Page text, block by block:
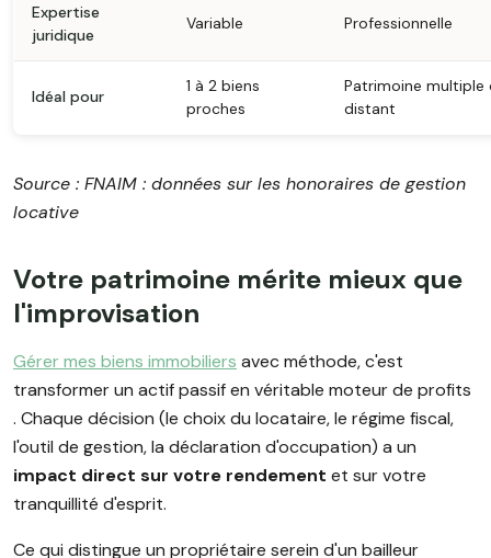
Expertise
juridique
Variable Professionnelle
Idéal pour
1 à 2 biens
proches
Patrimoine multiple
distant
Source : FNAIM : données sur les honoraires de gestion
locative
Votre patrimoine mérite mieux que
l'improvisation
Gérer mes biens immobiliers avec méthode, c'est
transformer un actif passif en véritable moteur de profits
. Chaque décision (le choix du locataire, le régime fiscal,
l'outil de gestion, la déclaration d'occupation) a un
impact direct sur votre rendement et sur votre
tranquillité d'esprit.
Ce qui distingue un propriétaire serein d'un bailleur